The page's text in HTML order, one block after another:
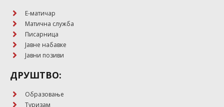
E-матичар
Матична служба
Писарница
Јавне набавке
Јавни позиви
ДРУШТВО:
Образовање
Туризам